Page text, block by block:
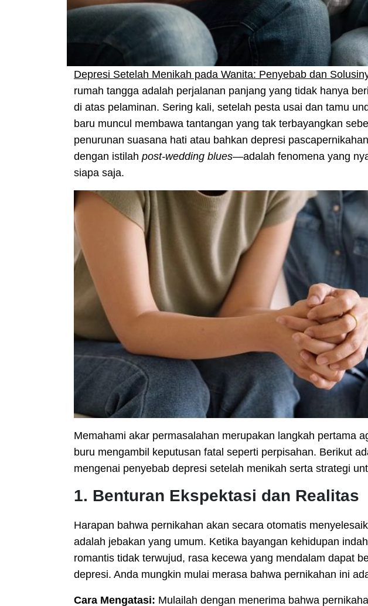
Depresi Setelah Menikah pada Wanita: Penyebab dan
rumah tangga adalah perjalanan panjang yang tidak hanya
di atas pelaminan. Sering kali, setelah pesta usai dan tamu
baru muncul membawa tantangan yang tak terbayangkan
penurunan suasana hati atau bahkan depresi
dengan istilah post-wedding blues—adalah fenomena yang
siapa saja.
Memahami akar permasalahan merupakan langkah pertama
buru mengambil keputusan fatal seperti perpisahan. Berikut
mengenai penyebab depresi setelah menikah serta strategi
1. Benturan Ekspektasi dan Realitas
Harapan bahwa pernikahan akan secara otomatis
adalah jebakan yang umum. Ketika bayangan kehidupan
romantis tidak terwujud, rasa kecewa yang mendalam dapat
depresi. Anda mungkin mulai merasa bahwa pernikahan ini
Cara Mengatasi: Mulailah dengan menerima bahwa